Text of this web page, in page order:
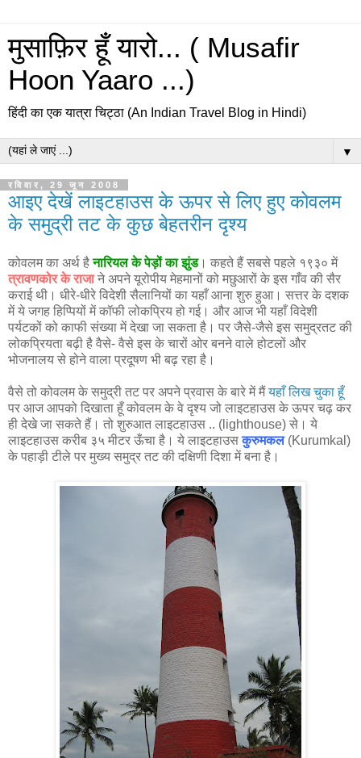
मुसाफ़िर हूँ यारो... ( Musafir
Hoon Yaaro ...)
हिंदी का एक यात्रा चिट्ठा (An Indian Travel Blog in Hindi)
▼
रविवार, 29 जून 2008
आइए देखें लाइटहाउस के ऊपर से लिए हुए कोवलम
के समुद्री तट के कुछ बेहतरीन दृश्य
कोवलम का अर्थ हैनारियल के पेड़ों का झुंड। कहते हैं सबसे पहले १९३० में
त्रावणकोर के राजाने अपने यूरोपीय मेहमानों को मछुआरों के इस गाँव की सैर
कराई थी। धीरे-धीरे विदेशी सैलानियों का यहाँ आना शुरु हुआ। सत्तर के दशक
में ये जगह हिप्पियों में कॉफी लोकप्रिय हो गई। और आज भी यहाँ विदेशी
पर्यटकों को काफी संख्या में देखा जा सकता है। पर जैसे-जैसे इस समुद्रतट की
लोकप्रियता बढ़ी है वैसे- वैसे इस के चारों ओर बनने वाले होटलों और
भोजनालय से होने वाला प्रदूषण भी बढ़ रहा है।
वैसे तो कोवलम के समुद्री तट पर अपने प्रवास के बारे में मैंयहाँ लिख चुका हूँ
पर आज आपको दिखाता हूँ कोवलम के वे दृश्य जो लाइटहाउस के ऊपर चढ़ कर
ही देखे जा सकते हैं। तो शुरुआत लाइटहाउस .. (lighthouse) से। ये
लाइटहाउस करीब ३५ मीटर ऊँचा है। ये लाइटहाउसकुरुमकल(Kurumkal)
के पहाड़ी टीले पर मुख्य समुद्र तट की दक्षिणी दिशा में बना है।